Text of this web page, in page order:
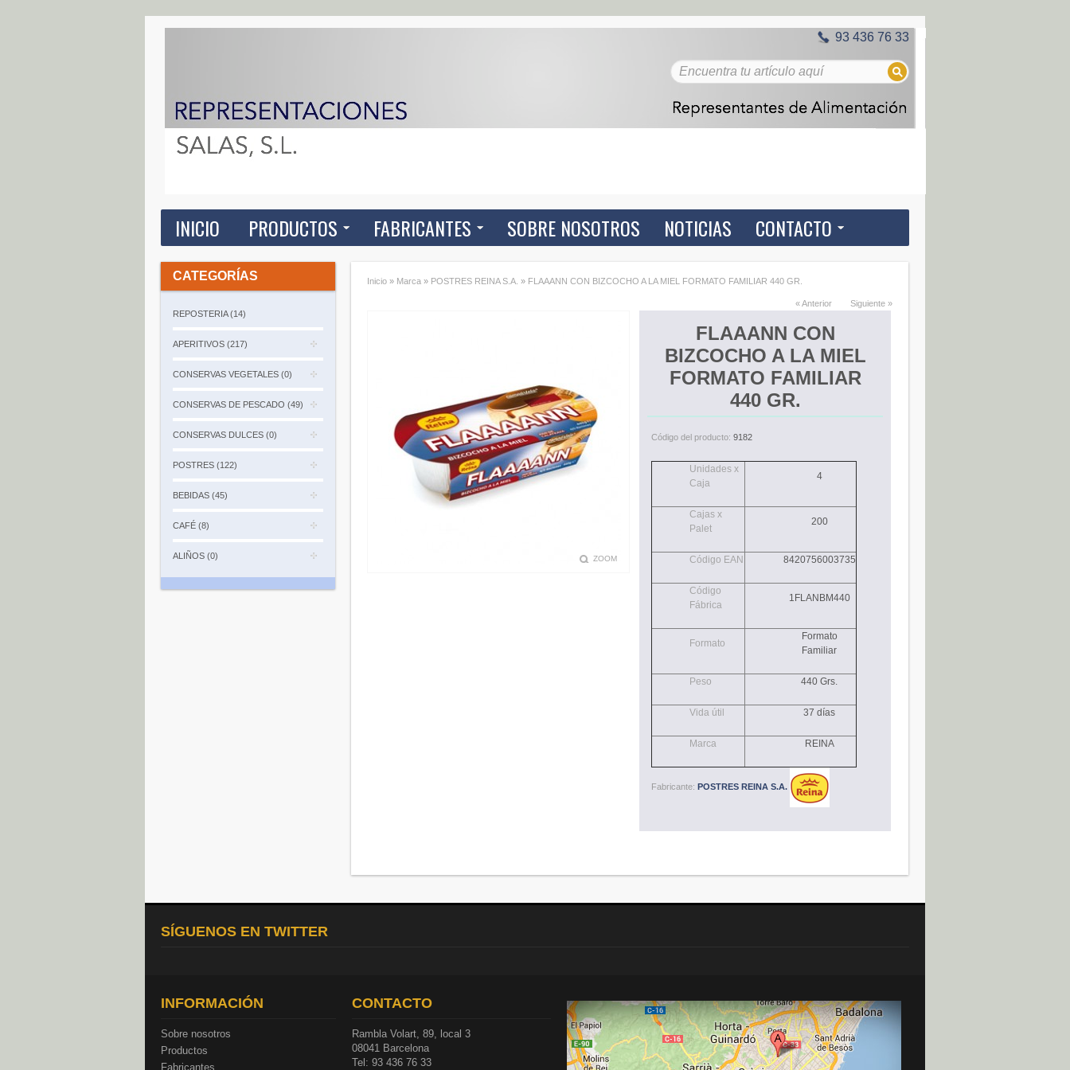
93 436 76 33
INICIO PRODUCTOS FABRICANTES SOBRE NOSOTROS NOTICIAS CONTACTO
CATEGORÍAS
REPOSTERIA (14)
APERITIVOS (217)
CONSERVAS VEGETALES (0)
CONSERVAS DE PESCADO (49)
CONSERVAS DULCES (0)
POSTRES (122)
BEBIDAS (45)
CAFÉ (8)
ALIÑOS (0)
Inicio » Marca » POSTRES REINA S.A. » FLAAANN CON BIZCOCHO A LA MIEL FORMATO FAMILIAR 440 GR.
« Anterior Siguiente »
ZOOM
FLAAANN CON
BIZCOCHO A LA MIEL
FORMATO FAMILIAR
440 GR.
Código del producto: 9182
Unidades x
Caja
4
Cajas x
Palet
200
Código EAN 8420756003735
Código
Fábrica
1FLANBM440
Formato
Formato
Familiar
Peso 440 Grs.
Vida útil 37 días
Marca REINA
Fabricante: POSTRES REINA S.A.
SÍGUENOS EN TWITTER
INFORMACIÓN
Sobre nosotros
Productos
Fabricantes
CONTACTO
Rambla Volart, 89, local 3
08041 Barcelona
Tel: 93 436 76 33